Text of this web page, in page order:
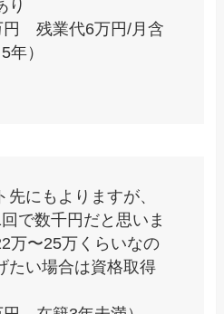
り
円 残業代6万円/月含
）
先にもよりますが、
で数千円だと思いま
万〜25万くらいなの
たい場合は資格取得